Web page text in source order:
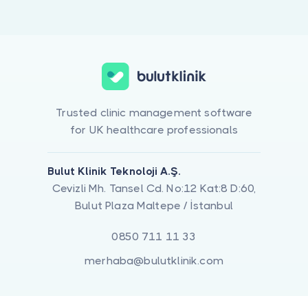
Trusted clinic management software
for UK healthcare professionals
Bulut Klinik Teknoloji A.Ş.
Cevizli Mh. Tansel Cd. No:12 Kat:8 D:60,
Bulut Plaza Maltepe / İstanbul
0850 711 11 33
merhaba@bulutklinik.com